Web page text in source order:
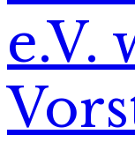
e.V.